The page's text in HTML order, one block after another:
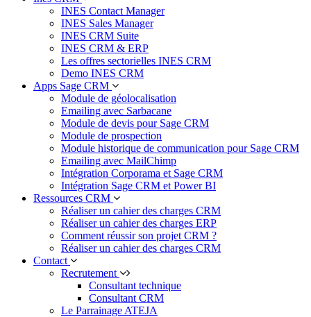
INES Contact Manager
INES Sales Manager
INES CRM Suite
INES CRM & ERP
Les offres sectorielles INES CRM
Demo INES CRM
Apps Sage CRM
Module de géolocalisation
Emailing avec Sarbacane
Module de devis pour Sage CRM
Module de prospection
Module historique de communication pour Sage CRM
Emailing avec MailChimp
Intégration Corporama et Sage CRM
Intégration Sage CRM et Power BI
Ressources CRM
Réaliser un cahier des charges CRM
Réaliser un cahier des charges ERP
Comment réussir son projet CRM ?
Réaliser un cahier des charges CRM
Contact
Recrutement
Consultant technique
Consultant CRM
Le Parrainage ATEJA